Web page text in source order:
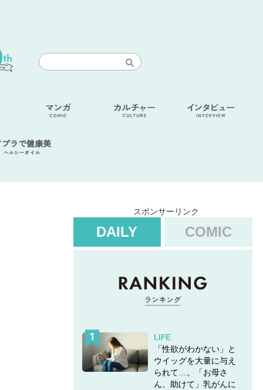
ラで健康美
ヘルシーオイル
スポンサーリンク
DAILY COMIC
LIFE
「性欲がわかない」と
ウイッグを大量に与え
られて…。「お母さ
ん、助けて」乳がんに